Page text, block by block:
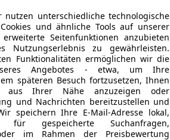
unterschiedliche technologische
und ähnliche Tools auf unserer
Seitenfunktionen anzubieten
Nutzungserlebnis zu gewährleisten.
Funktionalitäten ermöglichen wir die
Angebotes - etwa, um Ihre
späteren Besuch fortzusetzen, Ihnen
aus Ihrer Nähe anzuzeigen oder
und Nachrichten bereitzustellen und
speichern Ihre E-Mail-Adresse lokal,
gespeicherte Suchanfragen,
im Rahmen der Preisbewertung